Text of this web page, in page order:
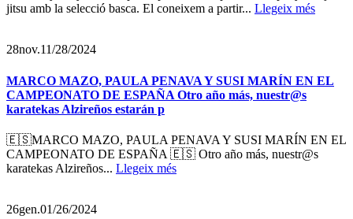
jitsu amb la selecció basca. El coneixem a partir... Llegeix més
28nov.11/28/2024
MARCO MAZO, PAULA PENAVA Y SUSI MARÍN EN EL
CAMPEONATO DE ESPAÑA Otro año más, nuestr@s
karatekas Alzireños estarán p
🇪🇸MARCO MAZO, PAULA PENAVA Y SUSI MARÍN EN EL
CAMPEONATO DE ESPAÑA 🇪🇸 Otro año más, nuestr@s
karatekas Alzireños... Llegeix més
26gen.01/26/2024